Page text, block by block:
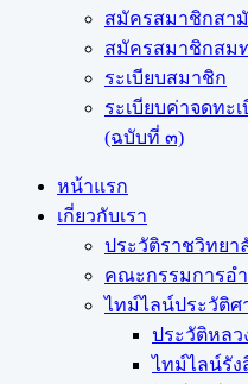
สมัครสมาชิกสา
สมัครสมาชิกสม
ระเบียบสมาชิก
ระเบียบค่าจดท
(ฉบับที่ ๓)
หน้าแรก
เกี่ยวกับเรา
ประวัติราชวิทยา
คณะกรรมการอ
ไทม์ไลน์ประวัติศ
ประวัติหล
ไทม์ไลน์รัง